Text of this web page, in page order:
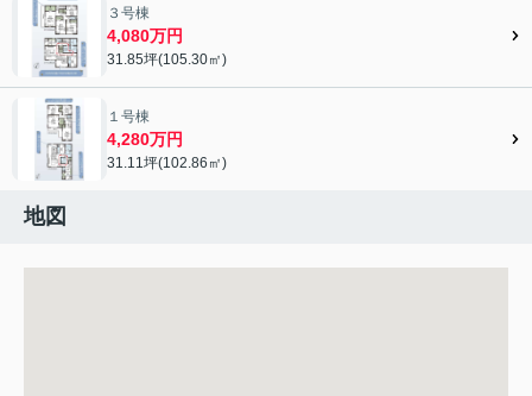
３号棟
4,080万円
31.85坪(105.30㎡)
１号棟
4,280万円
31.11坪(102.86㎡)
地図